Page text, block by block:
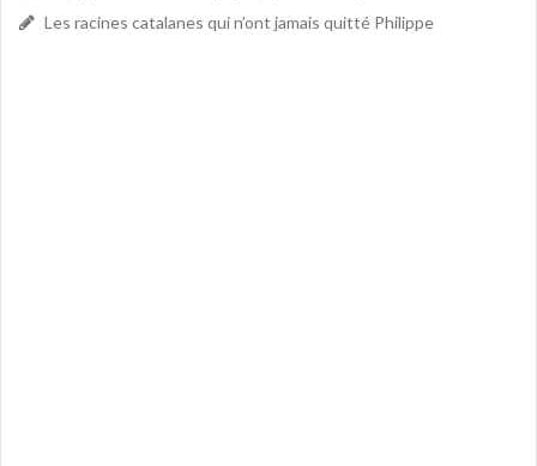
Les racines catalanes qui n’ont jamais quitté Philippe